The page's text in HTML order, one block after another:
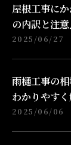
屋根工事に
の内訳と注
2025/06/27
雨樋工事の
わかりやす
2025/06/06